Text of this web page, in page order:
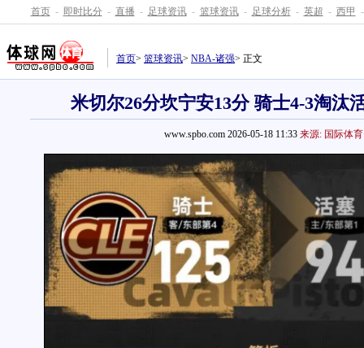
首页 - 即时比分 - 直播 - 足球资讯 - 篮球资讯 - 足球分析 - 英超 - 西甲 -
首页> 篮球资讯> NBA-诸强> 正文
米切尔26分坎宁安13分 骑士4-3淘汰
www.spbo.com 2026-05-18 11:33 来源: 国际体育